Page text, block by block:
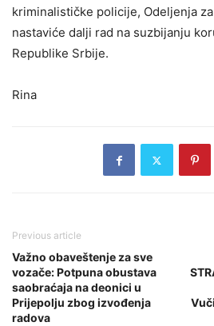
kriminalističke policije, Odeljenja
nastaviće dalji rad na suzbijanju
Republike Srbije.
Rina
Previous article
Važno obaveštenje za sve
vozače: Potpuna obustava
saobraćaja na deonici u
Prijepolju zbog izvođenja
radova